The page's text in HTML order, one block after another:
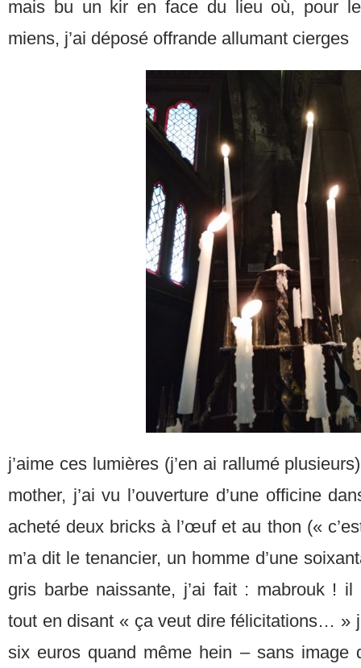
mais bu un kir en face du lieu où, pour
miens, j’ai déposé offrande allumant cierges
j’aime ces lumières (j’en ai rallumé
mother, j’ai vu l’ouverture d’une officine
acheté deux bricks à l’œuf et au thon («
m’a dit le tenancier, un homme d’une
gris barbe naissante, j’ai fait : mabrouk ! il
tout en disant « ça veut dire félicitations… »
six euros quand même hein – sans image